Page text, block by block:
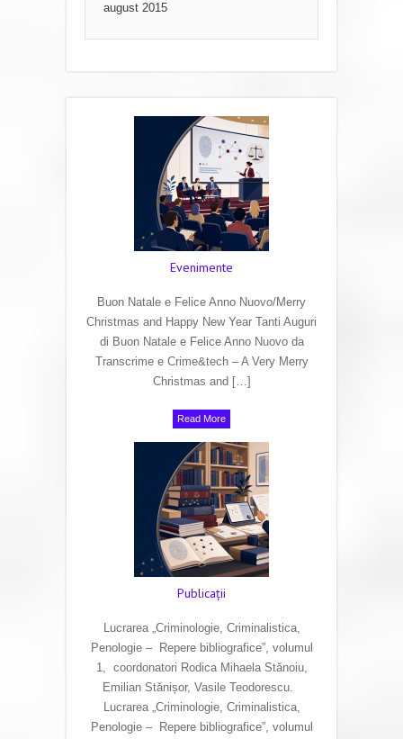
august 2015
Evenimente
Buon Natale e Felice Anno Nuovo/Merry
Christmas and Happy New Year Tanti Auguri
di Buon Natale e Felice Anno Nuovo da
Transcrime e Crime&tech – A Very Merry
Christmas and […]
Read More
Publicaţii
Lucrarea „Criminologie, Criminalistica,
Penologie – Repere bibliografice”, volumul
1, coordonatori Rodica Mihaela Stănoiu,
Emilian Stănișor, Vasile Teodorescu.
Lucrarea „Criminologie, Criminalistica,
Penologie – Repere bibliografice”, volumul